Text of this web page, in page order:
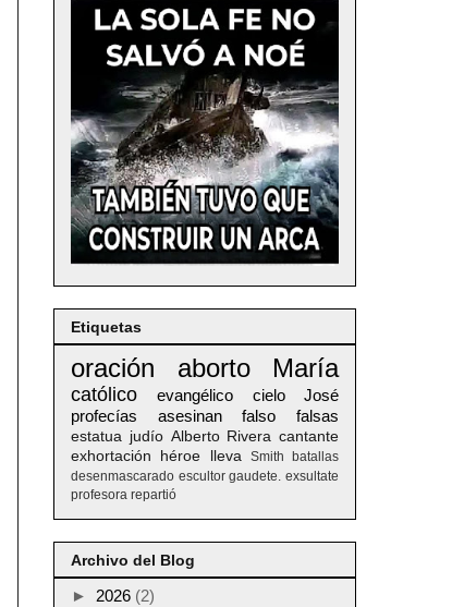
Etiquetas
oración aborto María
católico evangélico cielo
José
profecías
asesinan falso falsas
estatua judío Alberto Rivera cantante
exhortación
héroe lleva Smith
batallas
desenmascarado escultor gaudete. exsultate
profesora repartió
Archivo del Blog
► 2026 (2)